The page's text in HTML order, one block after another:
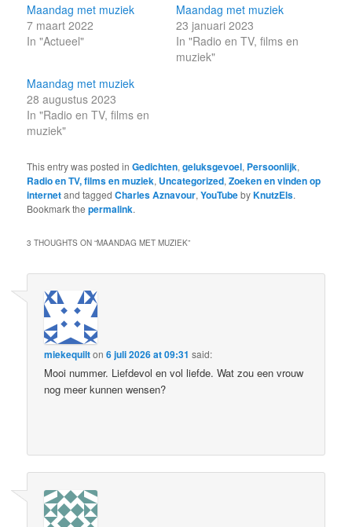
Maandag met muziek
7 maart 2022
In "Actueel"
Maandag met muziek
23 januari 2023
In "Radio en TV, films en
muziek"
Maandag met muziek
28 augustus 2023
In "Radio en TV, films en
muziek"
This entry was posted inGedichten,geluksgevoel, Persoonlijk,
Radio en TV, films en muziek, Uncategorized,Zoeken en vinden op
internetand taggedCharles Aznavour,YouTubebyKnutzEls.
Bookmark thepermalink.
3 THOUGHTS ON “MAANDAG MET MUZIEK”
miekequilton6 juli 2026 at 09:31 said:
Mooi nummer. Liefdevol en vol liefde. Wat zou een vrouw
nog meer kunnen wensen?